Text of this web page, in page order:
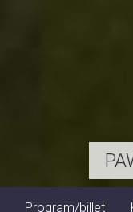
HARRY
Program/billet